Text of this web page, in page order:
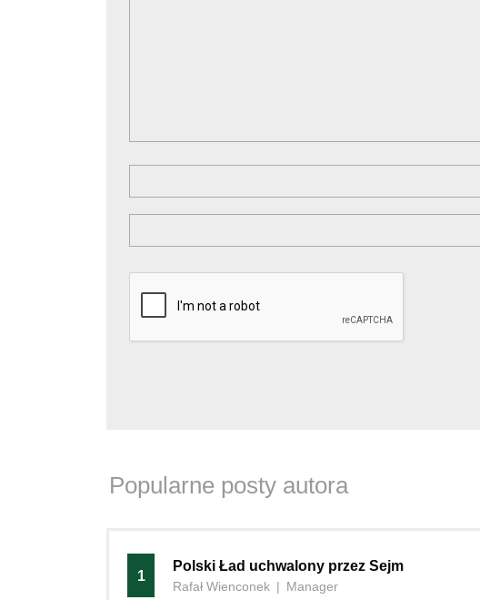
Popularne posty autora
1
Polski Ład uchwalony przez Sejm
Rafał Wienconek | Manager